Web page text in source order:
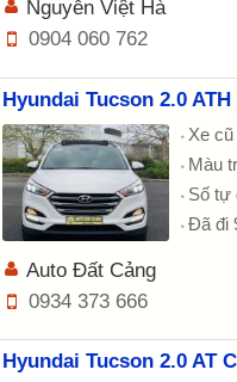
Nguyễn Việt Hà
0904 060 762
Hyundai Tucson 2.0 ATH
Xe cũ
Màu
Số tự
Đã đi
Auto Đất Cảng
0934 373 666
Hyundai Tucson 2.0 AT